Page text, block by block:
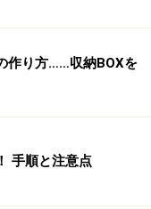
作り方……収納BOXを
手順と注意点